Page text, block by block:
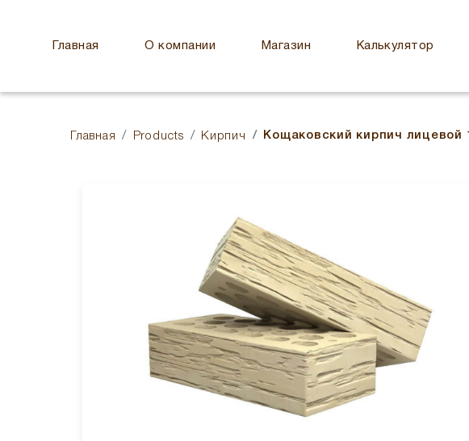
Главная О компании Магазин Калькулятор
Главная Products Кирпич Кощаковский кирпич